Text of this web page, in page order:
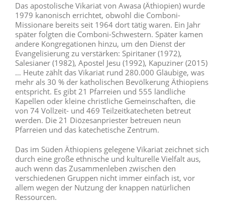
Das apostolische Vikariat von Awasa (Äthiopien) wurde
1979 kanonisch errichtet, obwohl die Comboni-
Missionare bereits seit 1964 dort tätig waren. Ein Jahr
später folgten die Comboni-Schwestern. Später kamen
andere Kongregationen hinzu, um den Dienst der
Evangelisierung zu verstärken: Spiritaner (1972),
Salesianer (1982), Apostel Jesu (1992), Kapuziner (2015)
… Heute zählt das Vikariat rund 280.000 Gläubige, was
mehr als 30 % der katholischen Bevölkerung Äthiopiens
entspricht. Es gibt 21 Pfarreien und 555 ländliche
Kapellen oder kleine christliche Gemeinschaften, die
von 74 Vollzeit- und 469 Teilzeitkatecheten betreut
werden. Die 21 Diözesanpriester betreuen neun
Pfarreien und das katechetische Zentrum.
Das im Süden Äthiopiens gelegene Vikariat zeichnet sich
durch eine große ethnische und kulturelle Vielfalt aus,
auch wenn das Zusammenleben zwischen den
verschiedenen Gruppen nicht immer einfach ist, vor
allem wegen der Nutzung der knappen natürlichen
Ressourcen.